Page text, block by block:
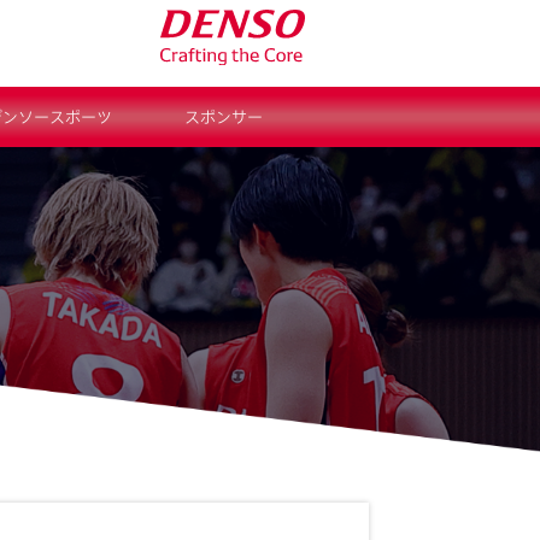
ソースポーツ スポンサー